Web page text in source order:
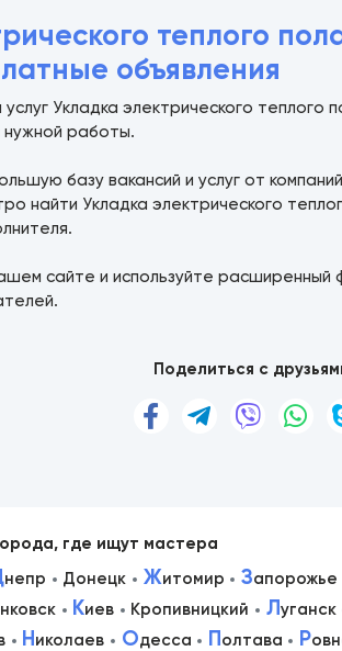
теплого
объявления
услуг Укладка электрического
нужной работы.
базу вакансий и услуг от
найти Укладка электрического
сайте и используйте расширенный
Поделиться с
где ищут мастера
непр Донецк Житомир Запорожье
Киев Кропивницкий Луганск
Николаев Одесса Полтава Р